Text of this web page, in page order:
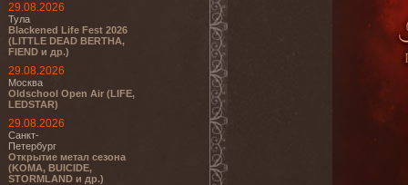
29.08.2026
Тула
Blackened Life Fest 2026
(LITTLE DEAD BERTHA,
FIEND и др.)
29.08.2026
Москва
Oldschool Open Air (LIFE,
LEDSTAR)
29.08.2026
Санкт-
Петербург
Открытие метал сезона
(KOMA, BUICIDE,
STORMLAND и др.)